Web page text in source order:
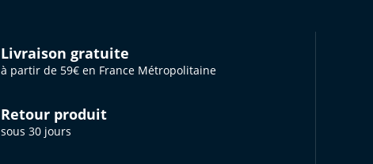
Livraison gratuite
à partir de 59€ en France Métropolitaine
Retour produit
sous 30 jours